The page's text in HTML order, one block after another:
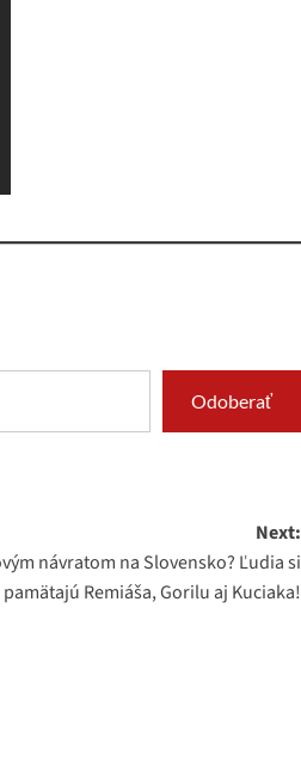
Odoberať
Next:
návratom na Slovensko? Ľudia si
pamätajú Remiáša, Gorilu aj Kuciaka!